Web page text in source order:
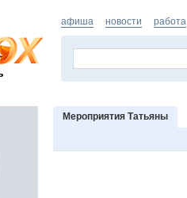
афиша новости работа
Мероприятия Татьяны